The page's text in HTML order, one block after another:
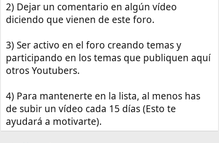
2) Dejar un comentario en algún vídeo
diciendo que vienen de este foro.
3) Ser activo en el foro creando temas y
participando en los temas que publiquen aquí
otros Youtubers.
4) Para mantenerte en la lista, al menos has
de subir un vídeo cada 15 días (Esto te
ayudará a motivarte).